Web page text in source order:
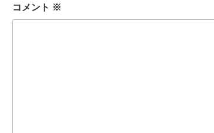
コメント ※